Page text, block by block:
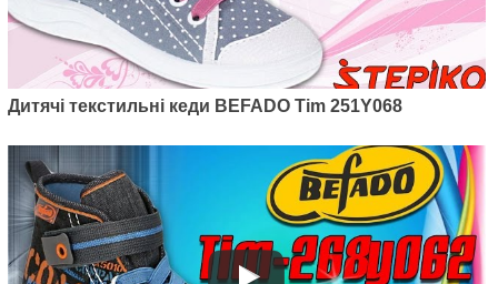
Артикул: 351X002
Дитячі текстильні кеди Befado
Tim 351X002
Дитячі текстильні кеди BEFADO Tim 251Y068